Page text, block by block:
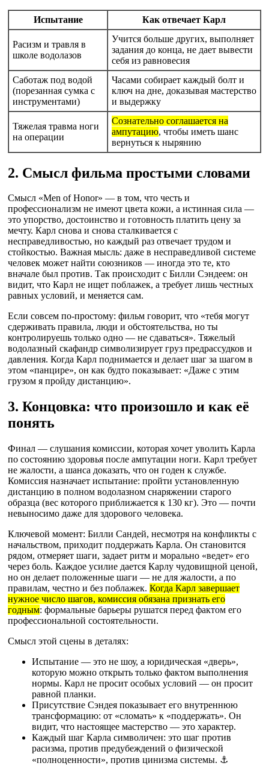
Испытание Как отвечает Карл
Расизм и травля в
школе водолазов
Учится больше других, выполняет
задания до конца, не дает вывести
себя из равновесия
Саботаж под водой
(порезанная сумка с
инструментами)
Часами собирает каждый болт и
ключ на дне, доказывая мастерство
и выдержку
Тяжелая травма ноги
на операции
Сознательно соглашается на
ампутацию, чтобы иметь шанс
вернуться к нырянию
2. Смысл фильма простыми словами
Смысл «Men of Honor» — в том, что честь и
профессионализм не имеют цвета кожи, а истинная сила —
это упорство, достоинство и готовность платить цену за
мечту. Карл снова и снова сталкивается с
несправедливостью, но каждый раз отвечает трудом и
стойкостью. Важная мысль: даже в несправедливой системе
человек может найти союзников — иногда это те, кто
вначале был против. Так происходит с Билли Сэндеем: он
видит, что Карл не ищет поблажек, а требует лишь честных
равных условий, и меняется сам.
Если совсем по-простому: фильм говорит, что «тебя могут
сдерживать правила, люди и обстоятельства, но ты
контролируешь только одно — не сдаваться». Тяжелый
водолазный скафандр символизирует груз предрассудков и
давления. Когда Карл поднимается и делает шаг за шагом в
этом «панцире», он как будто показывает: «Даже с этим
грузом я пройду дистанцию».
3. Концовка: что произошло и как её
понять
Финал — слушания комиссии, которая хочет уволить Карла
по состоянию здоровья после ампутации ноги. Карл требует
не жалости, а шанса доказать, что он годен к службе.
Комиссия назначает испытание: пройти установленную
дистанцию в полном водолазном снаряжении старого
образца (вес которого приближается к 130 кг). Это — почти
невыносимо даже для здорового человека.
Ключевой момент: Билли Сандей, несмотря на конфликты с
начальством, приходит поддержать Карла. Он становится
рядом, отмеряет шаги, задает ритм и морально «ведет» его
через боль. Каждое усилие дается Карлу чудовищной ценой,
но он делает положенные шаги — не для жалости, а по
правилам, честно и без поблажек. Когда Карл завершает
нужное число шагов, комиссия обязана признать его
годным: формальные барьеры рушатся перед фактом его
профессиональной состоятельности.
Смысл этой сцены в деталях:
Испытание — это не шоу, а юридическая «дверь»,
которую можно открыть только фактом выполнения
нормы. Карл не просит особых условий — он просит
равной планки.
Присутствие Сэндея показывает его внутреннюю
трансформацию: от «сломать» к «поддержать». Он
видит, что настоящее мастерство — это характер.
Каждый шаг Карла символичен: это шаг против
расизма, против предубеждений о физической
«полноценности», против цинизма системы. ⚓️